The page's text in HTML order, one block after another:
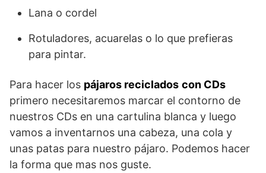
Lana o cordel
Rotuladores, acuarelas o lo que prefieras
para pintar.
Para hacer los pájaros reciclados con CDs
primero necesitaremos marcar el contorno de
nuestros CDs en una cartulina blanca y luego
vamos a inventarnos una cabeza, una cola y
unas patas para nuestro pájaro. Podemos hacer
la forma que mas nos guste.